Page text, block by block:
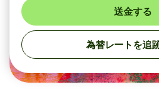
送金する
為替レートを追